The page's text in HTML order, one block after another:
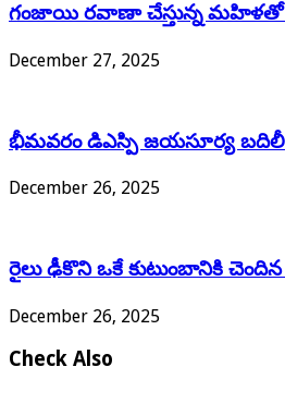
గంజాయి రవాణా చేస్తున్న మహిళతో
December 27, 2025
భీమవరం డిఎస్పి జయసూర్య బదిలీ
December 26, 2025
రైలు ఢీకొని ఒకే కుటుంబానికి చెందిన
December 26, 2025
Check Also